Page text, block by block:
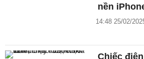
nền
14:48 25/02/
Chiếc